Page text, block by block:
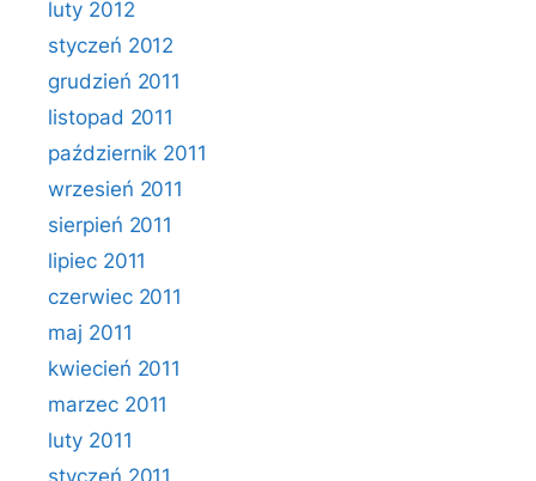
luty 2012
styczeń 2012
grudzień 2011
listopad 2011
październik 2011
wrzesień 2011
sierpień 2011
lipiec 2011
czerwiec 2011
maj 2011
kwiecień 2011
marzec 2011
luty 2011
styczeń 2011